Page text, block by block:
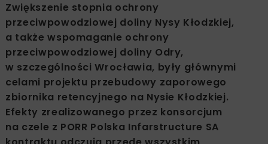
Zwiększenie stopnia ochrony
przeciwpowodziowej doliny Nysy Kłodzkiej,
a także wspomaganie ochrony
przeciwpowodziowej doliny Odry,
w szczególności Wrocławia, były głównymi
celami projektu przebudowy zaporowego
zbiornika retencyjnego na Nysie Kłodzkiej.
Efekty zrealizowanego przez konsorcjum
na czele z PORR Polska Infarstructure SA